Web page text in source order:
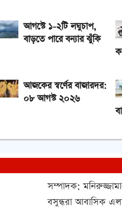
আগস্টে ১-২টি লঘুচাপ,
বাড়তে পারে বন্যার ঝুঁকি
আজকের স্বর্ণের বাজারদর:
০৮ আগস্ট ২০২৬
সম্পাদক:
বসুন্ধরা আবাসিক